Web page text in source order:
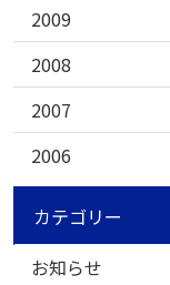
2009
2008
2007
2006
カテゴリー
お知らせ